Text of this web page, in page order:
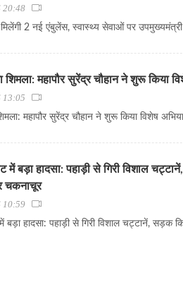
20:48
2 नई एंबुलेंस, स्वास्थ्य सेवाओं पर
शिमला: महापौर सुरेंद्र चौहान ने शुरू किया
13:05
महापौर सुरेंद्र चौहान ने शुरू किया विशेष
में बड़ा हादसा: पहाड़ी से गिरी विशाल
चकनाचूर
10:59
बड़ा हादसा: पहाड़ी से गिरी विशाल चट्टानें, सड़क